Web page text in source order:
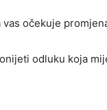
vas očekuje
odluku koja